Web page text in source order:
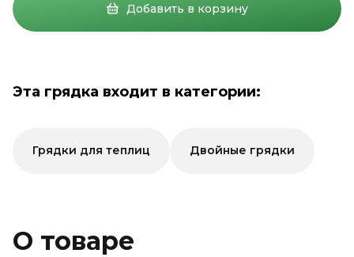
Добавить в корзину
Эта грядка входит в категории:
Грядки для теплиц Двойные грядки
О товаре